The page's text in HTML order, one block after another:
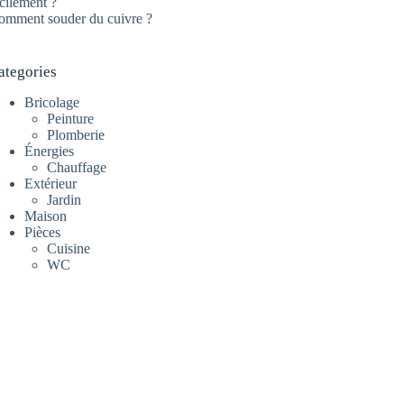
souder du cuivre ?
Bricolage
Peinture
Plomberie
Énergies
Chauffage
Extérieur
Jardin
Maison
Pièces
Cuisine
WC